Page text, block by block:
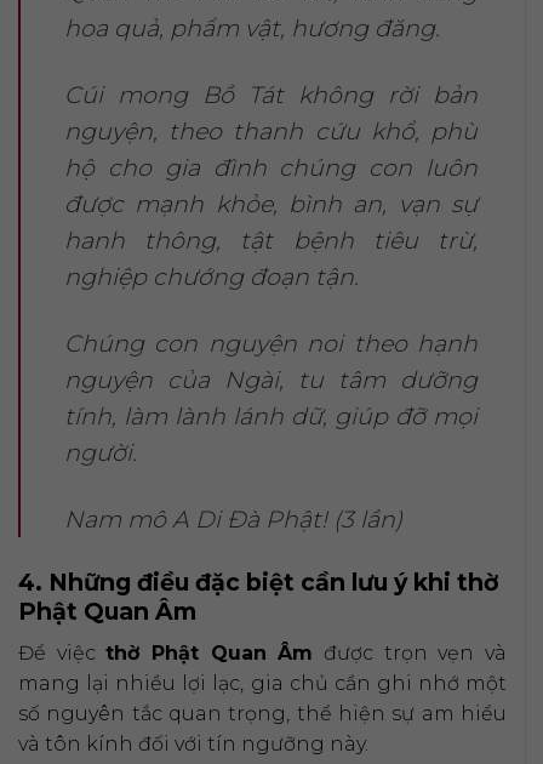
hoa quả, phẩm vật, hương đăng.
Cúi mong Bồ Tát không rời bản
nguyện, theo thanh cứu khổ, phù
hộ cho gia đình chúng con luôn
được mạnh khỏe, bình an, vạn sự
hanh thông, tật bệnh tiêu trừ,
nghiệp chướng đoạn tận.
Chúng con nguyện noi theo hạnh
nguyện của Ngài, tu tâm dưỡng
tính, làm lành lánh dữ, giúp đỡ mọi
người.
Nam mô A Di Đà Phật! (3 lần)
4. Những điều đặc biệt cần lưu ý khi thờ
Phật Quan Âm
Để việcthờ Phật Quan Âm được trọn vẹn và
mang lại nhiều lợi lạc, gia chủ cần ghi nhớ một
số nguyên tắc quan trọng, thể hiện sự am hiểu
và tôn kính đối với tín ngưỡng này.